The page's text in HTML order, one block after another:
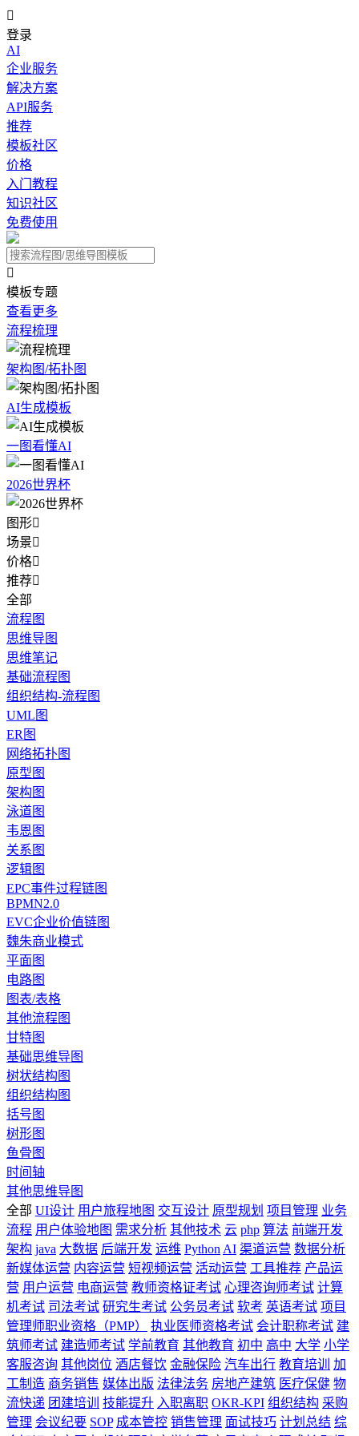

登录
AI
企业服务
解决方案
API服务
推荐
模板社区
价格
入门教程
知识社区
免费使用

模板专题
查看更多
流程梳理
架构图/拓扑图
AI生成模板
一图看懂AI
2026世界杯
图形
场景
价格
推荐
全部
流程图
思维导图
思维笔记
基础流程图
组织结构-流程图
UML图
ER图
网络拓扑图
原型图
架构图
泳道图
韦恩图
关系图
逻辑图
EPC事件过程链图
BPMN2.0
EVC企业价值链图
魏朱商业模式
平面图
电路图
图表/表格
其他流程图
甘特图
基础思维导图
树状结构图
组织结构图
括号图
树形图
鱼骨图
时间轴
其他思维导图
全部 UI设计 用户旅程地图 交互设计 原型规划 项目管理 业务
流程 用户体验地图 需求分析 其他技术 云 php 算法 前端开发
架构 java 大数据 后端开发 运维 Python AI 渠道运营 数据分析
新媒体运营 内容运营 短视频运营 活动运营 工具推荐 产品运
营 用户运营 电商运营 教师资格证考试 心理咨询师考试 计算
机考试 司法考试 研究生考试 公务员考试 软考 英语考试 项目
管理师职业资格（PMP）
执业医师资格考试 会计职称考试 建
筑师考试 建造师考试 学前教育 其他教育 初中 高中 大学 小学
客服咨询 其他岗位 酒店餐饮 金融保险 汽车出行 教育培训
加
工制造 商务销售 媒体出版 法律法务 房地产建筑 医疗保健 物
流快递 团建培训 技能提升 入职离职 OKR-KPI 组织结构 采购
管理 会议纪要 SOP 成本管控 销售管理 面试技巧 计划总结 综